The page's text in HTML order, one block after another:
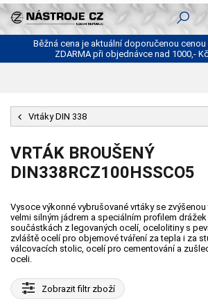
Běžná cena je aktuální doporučenou
ZDARMA při objednávce nad 1000,- Kč
Vrtáky DIN 338
VRTÁK BROUŠENÝ
DIN338RCZ100HSSCO5
Vysoce výkonné vybrušované vrtáky se
velmi silným jádrem a speciálním profilem
součástkách z legovaných ocelí, ocelolitiny s
zvláště ocelí pro objemové tváření za tepla i za
válcovacích stolic, ocelí pro cementování a
oceli.
Zobrazitfiltr zboží